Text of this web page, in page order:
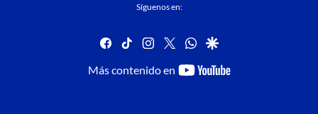
Síguenos en:
facebook
tiktok instagram
twitterwhatsapp
google
Más contenido en
youtube-